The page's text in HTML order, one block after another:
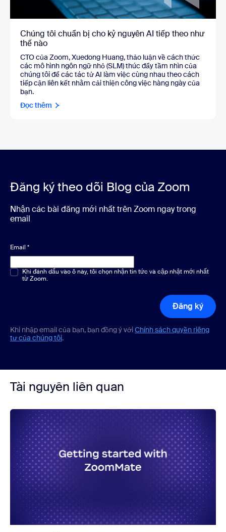
Chúng tôi chuẩn bị cho kỷ nguyên AI tiếp theo như
thế nào
CTO của Zoom, Xuedong Huang, thảo luận về cách thức
các mô hình ngôn ngữ nhỏ (SLM) thúc đẩy tầm nhìn của
chúng tôi để các tác tử AI làm việc cùng nhau theo cách
tiếp cận liên kết nhằm cải thiện công việc hàng ngày của
bạn.
Đọc thêm
Đăng ký theo dõi Blog của Zoom
Nhận các bài đăng mới nhất trên Zoom ngay trong
email
Email *
Chọn một hoặc nhiều phương án*
Khi đánh dấu vào ô này, tôi chọn nhận tin tức và cập nhật mới nhất
từ Zoom.
Đăng ký
Khi nhập email của bạn, bạn đồng ý vớiChính sách quyền riêng
tư của chúng tôi.
Tài nguyên liên quan